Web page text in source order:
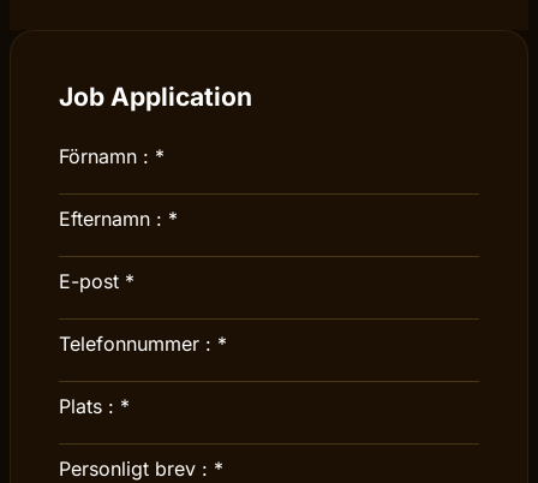
Job Application
Förnamn : *
Efternamn : *
E-post *
Telefonnummer : *
Plats : *
Personligt brev : *